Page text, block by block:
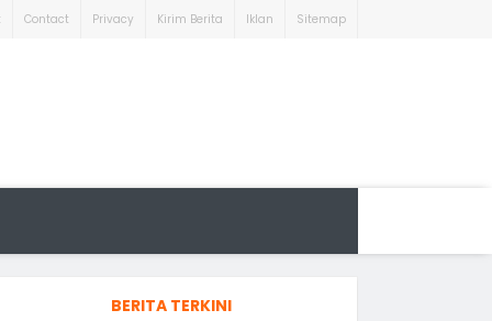
Contact Privacy Kirim Berita Iklan Sitemap
BERITA TERKINI